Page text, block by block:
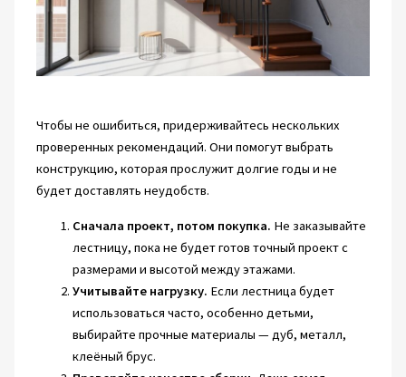
Чтобы не ошибиться, придерживайтесь нескольких
проверенных рекомендаций. Они помогут выбрать
конструкцию, которая прослужит долгие годы и не
будет доставлять неудобств.
Сначала проект, потом покупка. Не заказывайте
лестницу, пока не будет готов точный проект с
размерами и высотой между этажами.
Учитывайте нагрузку. Если лестница будет
использоваться часто, особенно детьми,
выбирайте прочные материалы — дуб, металл,
клеёный брус.